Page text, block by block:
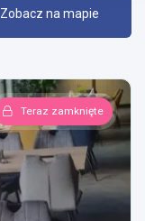
Zobacz na mapie
Teraz zamknięte